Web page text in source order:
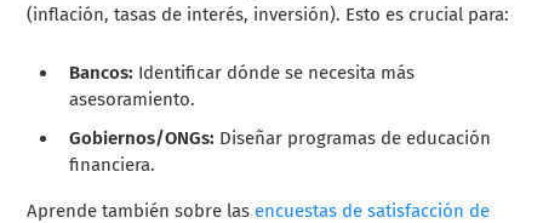
(inflación, tasas de interés, inversión). Esto es crucial para:
Bancos: Identificar dónde se necesita más
asesoramiento.
Gobiernos/ONGs: Diseñar programas de educación
financiera.
Aprende también sobre las encuestas de satisfacción de